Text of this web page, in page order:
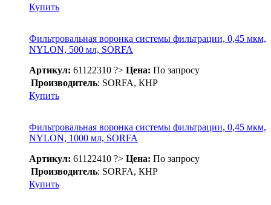
Купить
Фильтровальная воронка системы фильтрации, 0,45 мкм,
NYLON, 500 мл, SORFA
Артикул: 61122310 ?> Цена: По запросу
Производитель: SORFA, КНР
Купить
Фильтровальная воронка системы фильтрации, 0,45 мкм,
NYLON, 1000 мл, SORFA
Артикул: 61122410 ?> Цена: По запросу
Производитель: SORFA, КНР
Купить